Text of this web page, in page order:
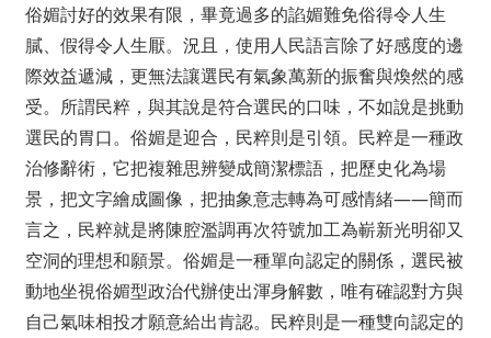
俗媚討好的效果有限，畢竟過多的諂媚難免俗得令人生
膩、假得令人生厭。況且，使用人民語言除了好感度的邊
際效益遞減，更無法讓選民有氣象萬新的振奮與煥然的感
受。所謂民粹，與其說是符合選民的口味，不如說是挑動
選民的胃口。俗媚是迎合，民粹則是引領。民粹是一種政
治修辭術，它把複雜思辨變成簡潔標語，把歷史化為場
景，把文字繪成圖像，把抽象意志轉為可感情緒——簡而
言之，民粹就是將陳腔濫調再次符號加工為嶄新光明卻又
空洞的理想和願景。俗媚是一種單向認定的關係，選民被
動地坐視俗媚型政治代辦使出渾身解數，唯有確認對方與
自己氣味相投才願意給出肯認。民粹則是一種雙向認定的